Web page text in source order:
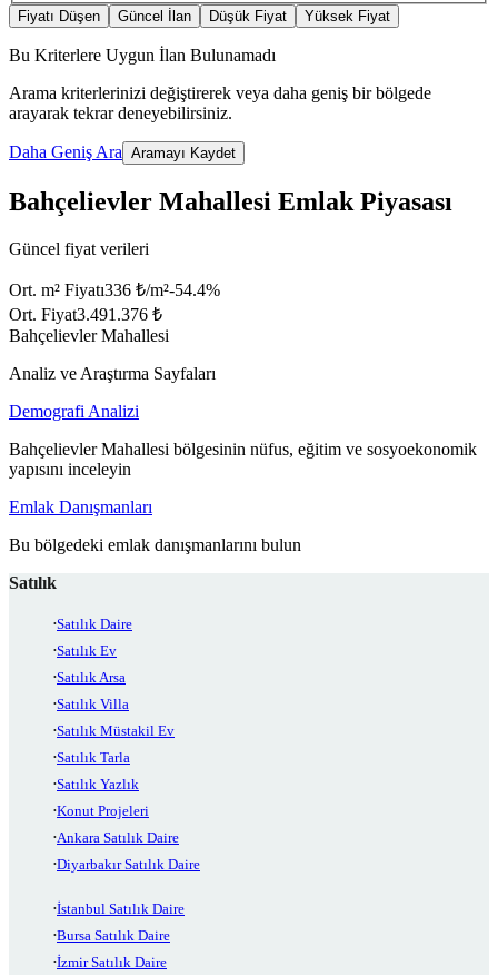
Fiyatı Düşen Güncel İlan Düşük Fiyat Yüksek Fiyat
Bu Kriterlere Uygun İlan Bulunamadı
Arama kriterlerinizi değiştirerek veya daha geniş bir bölgede
arayarak tekrar deneyebilirsiniz.
Daha Geniş Ara Aramayı Kaydet
Bahçelievler Mahallesi Emlak Piyasası
Güncel fiyat verileri
Ort. m² Fiyatı336 ₺/m²-54.4%
Ort. Fiyat3.491.376 ₺
Bahçelievler Mahallesi
Analiz ve Araştırma Sayfaları
Demografi Analizi
Bahçelievler Mahallesi bölgesinin nüfus, eğitim ve sosyoekonomik
yapısını inceleyin
Emlak Danışmanları
Bu bölgedeki emlak danışmanlarını bulun
Satılık
Satılık Daire
Satılık Ev
Satılık Arsa
Satılık Villa
Satılık Müstakil Ev
Satılık Tarla
Satılık Yazlık
Konut Projeleri
Ankara Satılık Daire
Diyarbakır Satılık Daire
İstanbul Satılık Daire
Bursa Satılık Daire
İzmir Satılık Daire